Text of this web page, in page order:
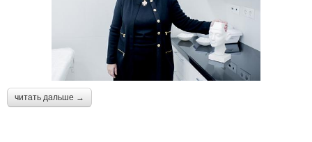
читать дальше →